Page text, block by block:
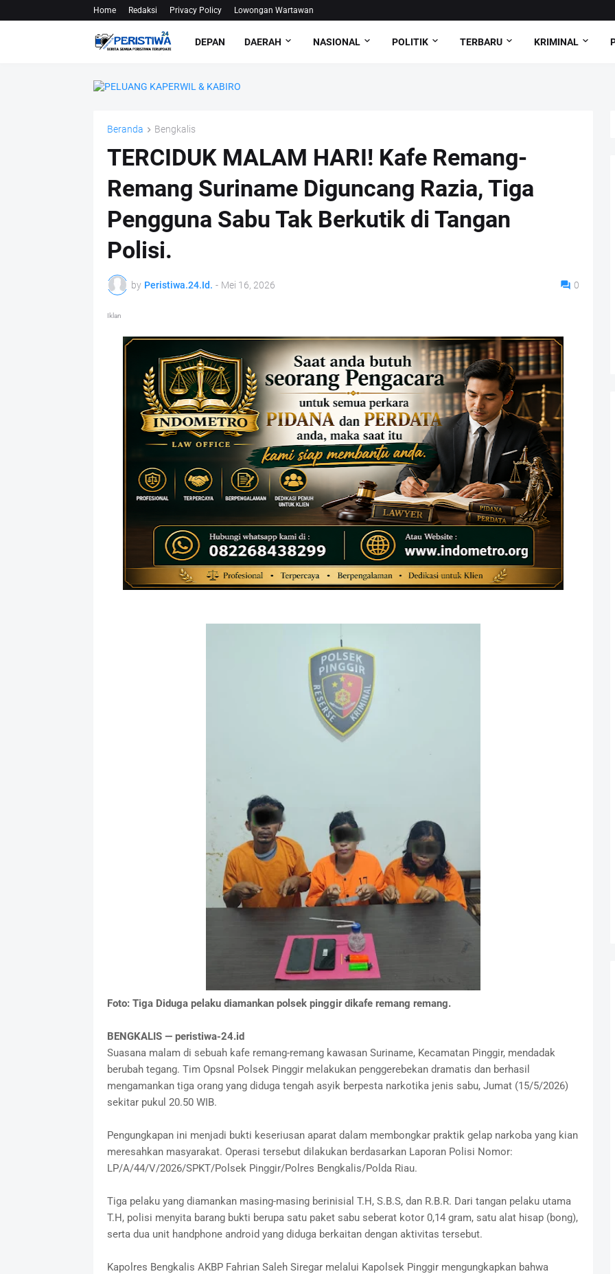
Home Redaksi Privacy Policy Lowongan Wartawan
DEPAN DAERAH NASIONAL POLITIK TERBARU KRIMINAL
Beranda Bengkalis
TERCIDUK MALAM HARI! Kafe Remang-
Remang Suriname Diguncang Razia, Tiga
Pengguna Sabu Tak Berkutik di Tangan
Polisi.
by Peristiwa.24.Id. - Mei 16, 2026 0
Iklan
Foto: Tiga Diduga pelaku diamankan polsek pinggir dikafe remang remang.
BENGKALIS — peristiwa-24.id
Suasana malam di sebuah kafe remang-remang kawasan Suriname, Kecamatan Pinggir, mendadak
berubah tegang. Tim Opsnal Polsek Pinggir melakukan penggerebekan dramatis dan berhasil
mengamankan tiga orang yang diduga tengah asyik berpesta narkotika jenis sabu, Jumat (15/5/2026)
sekitar pukul 20.50 WIB.
Pengungkapan ini menjadi bukti keseriusan aparat dalam membongkar praktik gelap narkoba yang kian
meresahkan masyarakat. Operasi tersebut dilakukan berdasarkan Laporan Polisi Nomor:
LP/A/44/V/2026/SPKT/Polsek Pinggir/Polres Bengkalis/Polda Riau.
Tiga pelaku yang diamankan masing-masing berinisial T.H, S.B.S, dan R.B.R. Dari tangan pelaku utama
T.H, polisi menyita barang bukti berupa satu paket sabu seberat kotor 0,14 gram, satu alat hisap (bong),
serta dua unit handphone android yang diduga berkaitan dengan aktivitas tersebut.
Kapolres Bengkalis AKBP Fahrian Saleh Siregar melalui Kapolsek Pinggir mengungkapkan bahwa